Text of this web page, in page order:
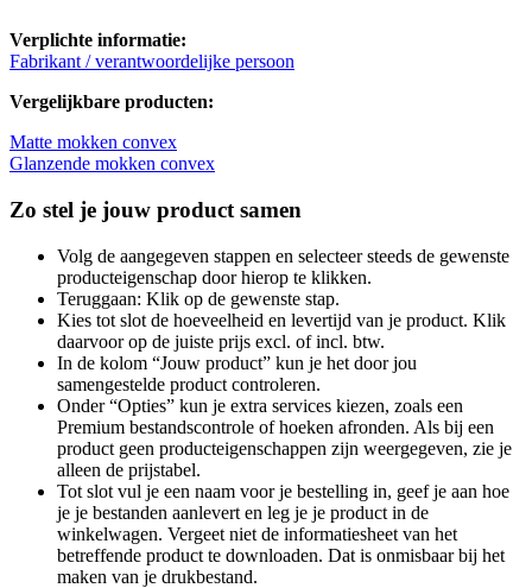
Verplichte informatie:
Fabrikant / verantwoordelijke persoon
Vergelijkbare producten:
Matte mokken convex
Glanzende mokken convex
Zo stel je jouw product samen
Volg de aangegeven stappen en selecteer steeds de gewenste
producteigenschap door hierop te klikken.
Teruggaan: Klik op de gewenste stap.
Kies tot slot de hoeveelheid en levertijd van je product. Klik
daarvoor op de juiste prijs excl. of incl. btw.
In de kolom “Jouw product” kun je het door jou
samengestelde product controleren.
Onder “Opties” kun je extra services kiezen, zoals een
Premium bestandscontrole of hoeken afronden. Als bij een
product geen producteigenschappen zijn weergegeven, zie je
alleen de prijstabel.
Tot slot vul je een naam voor je bestelling in, geef je aan hoe
je je bestanden aanlevert en leg je je product in de
winkelwagen. Vergeet niet de informatiesheet van het
betreffende product te downloaden. Dat is onmisbaar bij het
maken van je drukbestand.